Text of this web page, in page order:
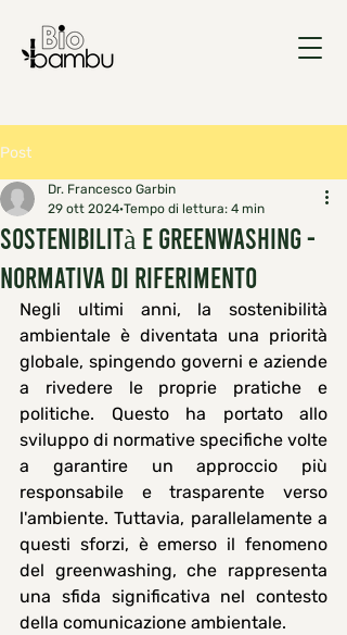
Post
Sostenibilità e greenwashing -
normativa di riferimento
Dr. Francesco Garbin
29 ott 2024 Tempo di lettura: 4 min
Negli ultimi anni, la sostenibilità
ambientale è diventata una priorità
globale, spingendo governi e aziende
a rivedere le proprie pratiche e
politiche. Questo ha portato allo
sviluppo di normative specifiche volte
a garantire un approccio più
responsabile e trasparente verso
l'ambiente. Tuttavia, parallelamente a
questi sforzi, è emerso il fenomeno
del greenwashing, che rappresenta
una sfida significativa nel contesto
della comunicazione ambientale.